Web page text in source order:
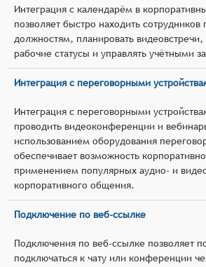
Интеграция с календарём в
позволяет быстро находить сотрудников
должностям, планировать видеовстречи,
рабочие статусы и управлять учётными
Интеграция с переговорными
Интеграция с переговорными
проводить видеоконференции и
использованием оборудования
обеспечивает возможность
применением популярных аудио- и
корпоративного общения.
Подключение по веб-ссылке
Подключения по веб-ссылке позволяет
подключаться к чату или конференции